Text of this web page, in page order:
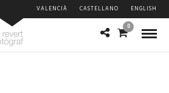
VALENCIÀ CASTELLANO ENGLISH
0